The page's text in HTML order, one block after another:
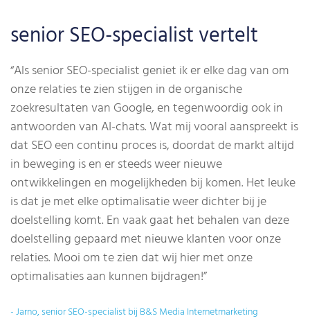
senior SEO-specialist vertelt
“Als senior SEO-specialist geniet ik er elke dag van om
onze relaties te zien stijgen in de organische
zoekresultaten van Google, en tegenwoordig ook in
antwoorden van AI-chats. Wat mij vooral aanspreekt is
dat SEO een continu proces is, doordat de markt altijd
in beweging is en er steeds weer nieuwe
ontwikkelingen en mogelijkheden bij komen. Het leuke
is dat je met elke optimalisatie weer dichter bij je
doelstelling komt. En vaak gaat het behalen van deze
doelstelling gepaard met nieuwe klanten voor onze
relaties. Mooi om te zien dat wij hier met onze
optimalisaties aan kunnen bijdragen!”
- Jarno, senior SEO-specialist bij B&S Media Internetmarketing